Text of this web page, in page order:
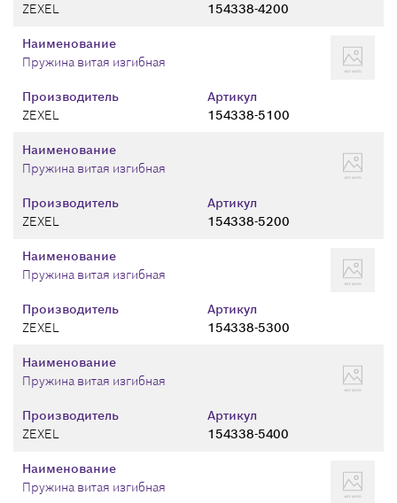
ZEXEL
154338-4200
Производитель
ZEXEL
Артикул
154338-5100
Наименование
Пружина витая изгибная
Производитель
ZEXEL
Артикул
154338-5200
Наименование
Пружина витая изгибная
Производитель
ZEXEL
Артикул
154338-5300
Наименование
Пружина витая изгибная
Производитель
ZEXEL
Артикул
154338-5400
Наименование
Пружина витая изгибная
Наименование
Пружина витая изгибная